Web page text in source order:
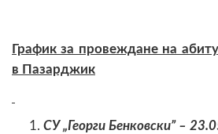
График за провеждане на
в Пазарджик
СУ „Георги Бенковски” –